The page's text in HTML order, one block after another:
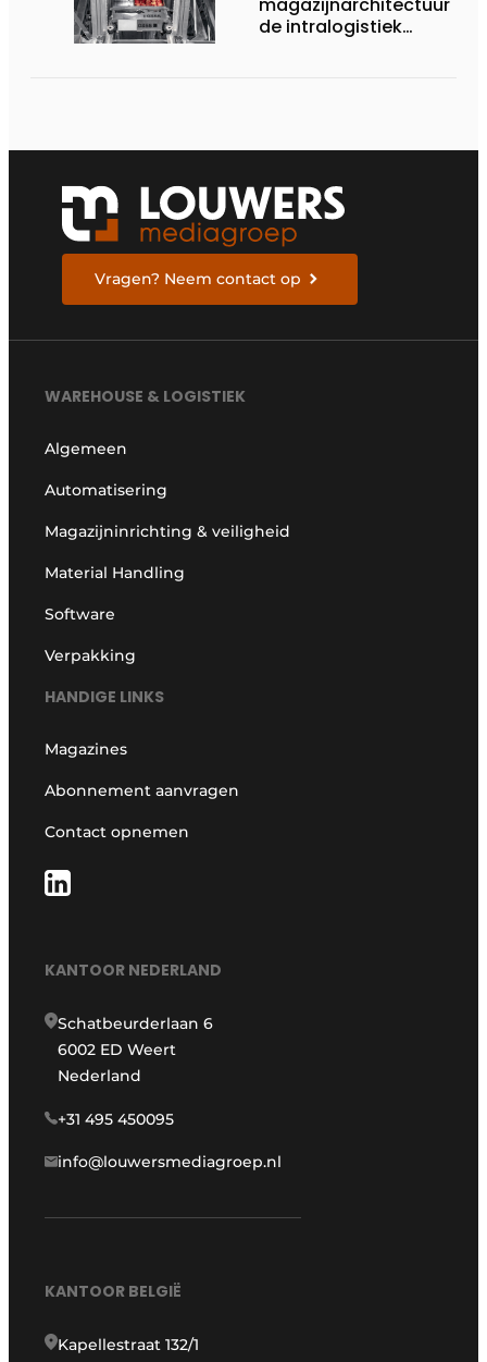
magazijnarchitectuur
de intralogistiek
Vragen? Neem contact op
WAREHOUSE & LOGISTIEK
Algemeen
Automatisering
Magazijninrichting & veiligheid
Material Handling
Software
Verpakking
HANDIGE LINKS
Magazines
Abonnement aanvragen
Contact opnemen
KANTOOR NEDERLAND
Schatbeurderlaan 6
6002 ED Weert
Nederland
+31 495 450095
info@louwersmediagroep.nl
KANTOOR BELGIË
Kapellestraat 132/1